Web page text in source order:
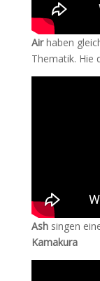
Airhaben
Thematik. Hie
Ashsingen
Kamakura